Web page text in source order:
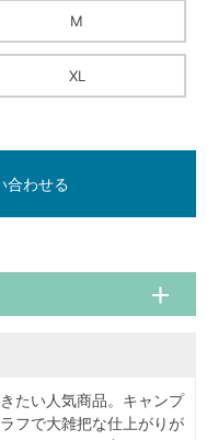
M
XL
合わせる
たい人気商品。キャンプ
フで大雑把な仕上がりが